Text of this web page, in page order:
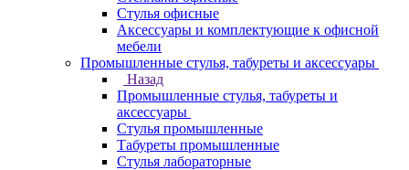
Стулья офисные
Аксессуары и комплектующие к офисной
мебели
Промышленные стулья, табуреты и аксессуары
Назад
Промышленные стулья, табуреты и
аксессуары
Стулья промышленные
Табуреты промышленные
Стулья лабораторные